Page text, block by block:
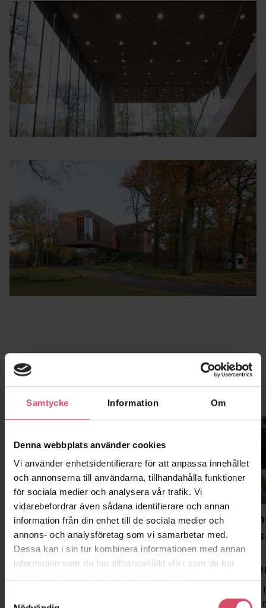
Samtycke Information Om
Denna webbplats använder cookies
Vi använder enhetsidentifierare för att anpassa innehållet
och annonserna till användarna, tillhandahålla funktioner
för sociala medier och analysera vår trafik. Vi
vidarebefordrar även sådana identifierare och annan
information från din enhet till de sociala medier och
annons- och analysföretag som vi samarbetar med.
Dessa kan i sin tur kombinera informationen med annan
information som du har tillhandahållit eller som de har
Pressmeddelande:
Tegelmäster® utökar
sortimentet med
taktegel
kompromissar aldrig med
Artikel
Tegelmäster®
egen
– Det här ligger helt
affärsstrategi.
Artikel